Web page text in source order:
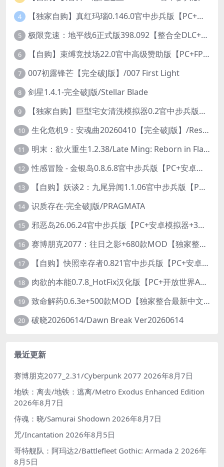
4 【独家自购】真红玛瑙0.146.0官中步兵版【PC+安卓模拟器+ACT神作+存档+作弊】/纯净的红玛瑙/Pure Onyx【3.14G】
5 极限竞速：地平线6正式版398.092【整合全DLC+614辆车存档】/Forza Horizon 6
6 【自购】束缚竞技场22.0官中高级赞助版【PC+FPS枪战射击/ACT动作/捏人/团队】/Bondage Arena Premium【43.7G】
7 007初露锋芒【完全破J版】/007 First Light
8 剑星1.4.1-完全破J版/Stellar Blade
9 【独家自购】巨型宅女清洗模拟器0.2官中步兵版【PC+安卓模拟器+3D互动SLG/开放世界/2026.6.6日新作】/巨人老婆清洗模拟器/Giant Waifu Wash Simulator【3G】
10 生化危机9：安魂曲20260410【完全破J版】/Resident Evil Requiem 9
11 明末：欲火重生1.2.38/Late Ming: Reborn in Flames
12 性感冒险 - 金银岛0.8.6.8官中步兵版【PC+安卓模拟器+3D生存冒险/开放世界/精品沙盒/扶她】/ Sensual Adventures - Treasure Island【9.3G】
13 【自购】妖谈2：九尾异闻1.1.06官中步兵版【PC+安卓模拟器+植物大战僵尸H版+塔防SLG】/Yokai Art 2- Tales of the Nine-Tails【4.13G】
14 识质存在-完全破J版/PRAGMATA
15 邪恶岛26.06.24官中步兵版【PC+安卓模拟器+3D大型生存/动作ACT/开放世界】/Wicked Island【7.53G】
16 赛博朋克2077：往日之影+680款MOD【独家整合最新中文MOD管理器+在线下载1.7万N网MOD】/Cyberpunk 2077 Ver2.31 MOD V2025.11.8
17 【自购】快照幸存者0.821官中步兵版【PC+安卓模拟器+肉鸽生存SLG/盗摄/偷拍】/Snapshot Survivor【643M】
18 肉欲的本能0.7.8_HotFix汉化版【PC+开放世界ACT/大作/UE5超高画质/扶她+超级存档】/Carnal Instinct【7.3G】
19 致命解药0.6.3e+500款MOD【独家整合最新中文MOD管理器+在线下载N网全部MOD】/The Killing Antidote Ver0.6.3e MOD Ver2026.3.12
20 破晓20260614/Dawn Break Ver20260614
最近更新
赛博朋克2077_2.31/Cyberpunk 2077 2026年8月7日
地铁：离去/地铁：逃离/Metro Exodus Enhanced Edition
2026年8月7日
侍魂：晓/Samurai Shodown 2026年8月7日
咒/Incantation 2026年8月5日
哥特舰队：阿玛达2/Battlefleet Gothic: Armada 2 2026年
8月5日